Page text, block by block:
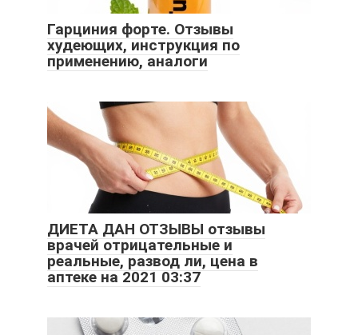
Гарциния форте. Отзывы
худеющих, инструкция по
применению, аналоги
ДИЕТА ДАН ОТЗЫВЫ отзывы
врачей отрицательные и
реальные, развод ли, цена в
аптеке на 2021 03:37